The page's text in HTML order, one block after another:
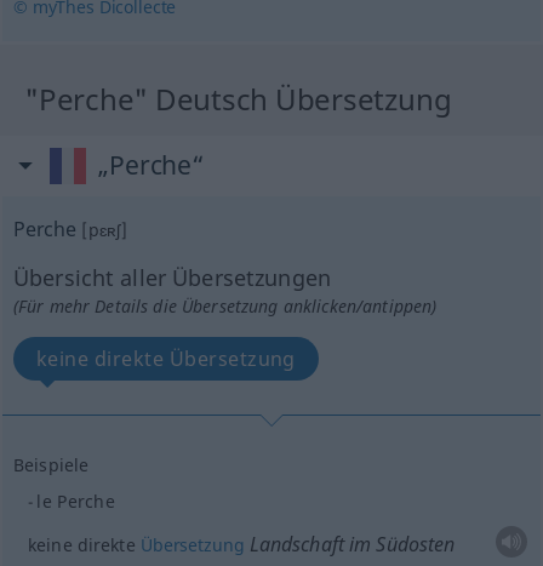
© myThes Dicollecte
"Perche" Deutsch Übersetzung
„Perche“
Perche [pɛʀʃ]
Übersicht aller Übersetzungen
(Für mehr Details die Übersetzung anklicken/antippen)
keine direkte Übersetzung
Beispiele
le Perche
keine direkte Übersetzung Landschaft im Südosten